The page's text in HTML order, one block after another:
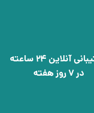
پشتیبانی آنلاین 24 ساعته
در 7 روز هفته